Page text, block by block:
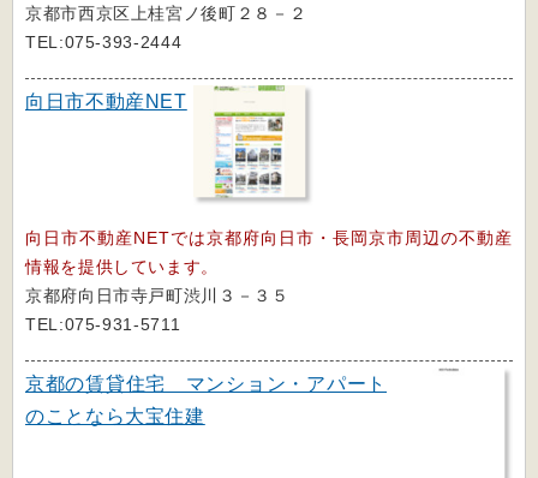
京都市西京区上桂宮ノ後町２８－２
TEL:075-393-2444
向日市不動産NET
向日市不動産NETでは京都府向日市・長岡京市周辺の不動産
情報を提供しています。
京都府向日市寺戸町渋川３－３５
TEL:075-931-5711
京都の賃貸住宅 マンション・アパート
のことなら大宝住建